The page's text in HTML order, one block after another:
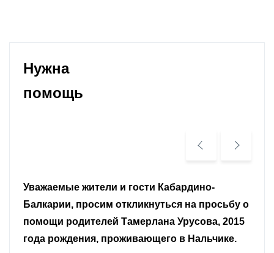
Нужна
помощь
Уважаемые земляки и все неравнодушные
граждане.
Читать далее